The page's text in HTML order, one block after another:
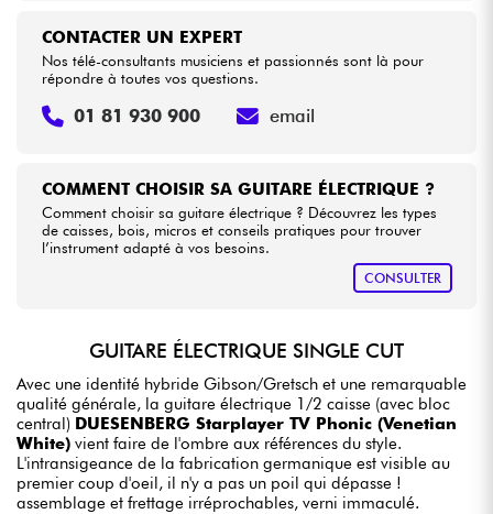
COMMENT CHOISIR SA GUITARE ÉLECTRIQUE ?
Comment choisir sa guitare électrique ? Découvrez les types
de caisses, bois, micros et conseils pratiques pour trouver
l’instrument adapté à vos besoins.
CONSULTER
CONTACTER UN EXPERT
Nos télé-consultants musiciens et passionnés sont là pour
répondre à toutes vos questions.
01 81 930 900 email
GUITARE ÉLECTRIQUE SINGLE CUT
Avec une identité hybride Gibson/Gretsch et une remarquable
qualité générale, la guitare électrique 1/2 caisse (avec bloc
central) DUESENBERG Starplayer TV Phonic (Venetian
White) vient faire de l'ombre aux références du style.
L'intransigeance de la fabrication germanique est visible au
premier coup d'oeil, il n'y a pas un poil qui dépasse !
assemblage et frettage irréprochables, verni immaculé.